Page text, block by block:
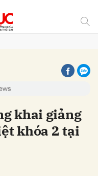
khai giảng
khóa 2 tại